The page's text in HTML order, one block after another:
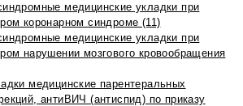
медицинские укладки при
коронарном синдроме (11)
медицинские укладки при
нарушении мозгового кровообращения
медицинские парентеральных
антиВИЧ (антиспид) по приказу